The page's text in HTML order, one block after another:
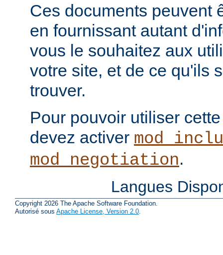
Ces documents peuvent
en fournissant autant
vous le souhaitez aux
votre site, et de ce qu'ils
trouver.
Pour pouvoir utiliser
devez activer
mod_negotiation.
Langues
Copyright 2026 The Apache Software Foundation.
Autorisé sous Apache License, Version 2.0.